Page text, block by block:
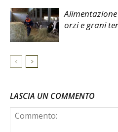
orzi e grani
LASCIA UN COMMENTO